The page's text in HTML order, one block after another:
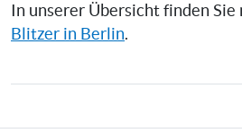
In unserer Übersicht finden
Blitzer in Berlin.